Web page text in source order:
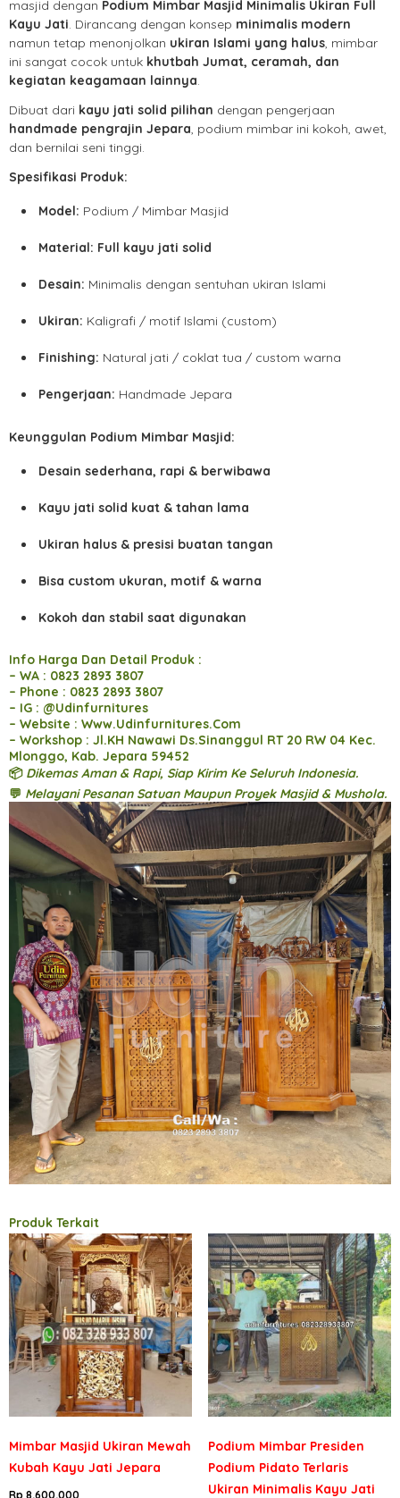
masjid dengan Podium Mimbar Masjid Minimalis Ukiran Full
Kayu Jati. Dirancang dengan konsep minimalis modern
namun tetap menonjolkan ukiran Islami yang halus, mimbar
ini sangat cocok untuk khutbah Jumat, ceramah, dan
kegiatan keagamaan lainnya.
Dibuat dari kayu jati solid pilihan dengan pengerjaan
handmade pengrajin Jepara, podium mimbar ini kokoh, awet,
dan bernilai seni tinggi.
Spesifikasi Produk:
Model: Podium / Mimbar Masjid
Material: Full kayu jati solid
Desain: Minimalis dengan sentuhan ukiran Islami
Ukiran: Kaligrafi / motif Islami (custom)
Finishing: Natural jati / coklat tua / custom warna
Pengerjaan: Handmade Jepara
Keunggulan Podium Mimbar Masjid:
Desain sederhana, rapi & berwibawa
Kayu jati solid kuat & tahan lama
Ukiran halus & presisi buatan tangan
Bisa custom ukuran, motif & warna
Kokoh dan stabil saat digunakan
Info Harga Dan Detail Produk :
– WA : 0823 2893 3807
– Phone : 0823 2893 3807
– IG : @Udinfurnitures
– Website : Www.Udinfurnitures.Com
– Workshop : Jl.KH Nawawi Ds.Sinanggul RT 20 RW 04 Kec.
Mlonggo, Kab. Jepara 59452
📦 Dikemas Aman & Rapi, Siap Kirim Ke Seluruh Indonesia.
💬 Melayani Pesanan Satuan Maupun Proyek Masjid & Mushola.
Produk Terkait
Mimbar Masjid Ukiran Mewah
Kubah Kayu Jati Jepara
Rp 8,600,000
Podium Mimbar Presiden
Podium Pidato Terlaris
Ukiran Minimalis Kayu Jati